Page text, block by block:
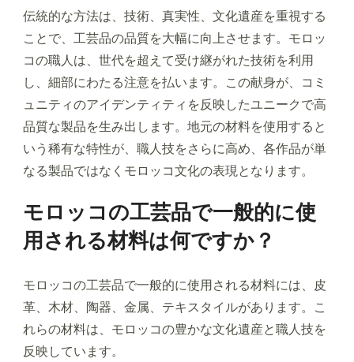
伝統的な方法は、技術、真実性、文化遺産を重視する
ことで、工芸品の品質を大幅に向上させます。モロッ
コの職人は、世代を超えて受け継がれた技術を利用
し、細部にわたる注意を払います。この献身が、コミ
ュニティのアイデンティティを反映したユニークで高
品質な製品を生み出します。地元の材料を使用すると
いう稀有な特性が、職人技をさらに高め、各作品が単
なる製品ではなくモロッコ文化の表現となります。
モロッコの工芸品で一般的に使
用される材料は何ですか？
モロッコの工芸品で一般的に使用される材料には、皮
革、木材、陶器、金属、テキスタイルがあります。こ
れらの材料は、モロッコの豊かな文化遺産と職人技を
反映しています。